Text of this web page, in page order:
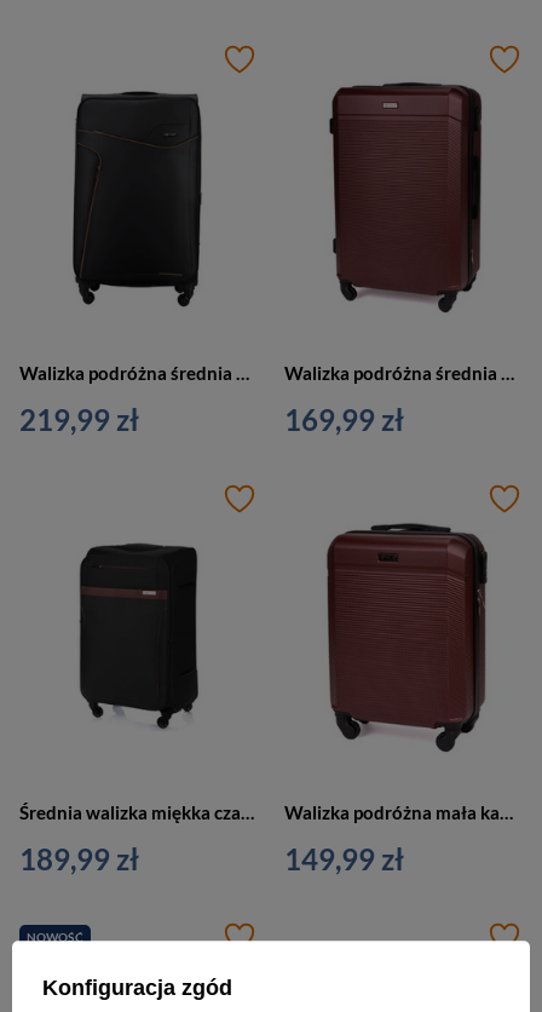
Walizka podróżna średnia miękka czarno-brązowa M Solier STL1651
219,99 zł
Walizka podróżna średnia brązowa - M 22 STL945
169,99 zł
189,99 zł 149,99 zł
NOWOŚĆ
Konfiguracja zgód